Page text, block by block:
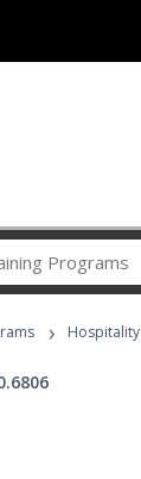
Career
Programs
› Hospitality